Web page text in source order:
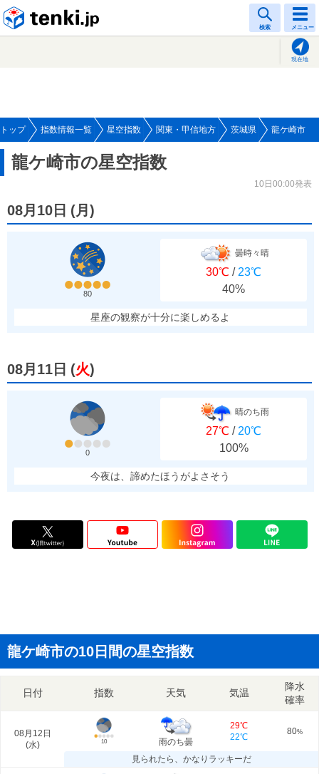
検索 メニュー
現在地
トップ 指数情報一覧 星空指数 関東・甲信地方 茨城県 龍ケ崎市
龍ケ崎市の星空指数
10日00:00発表
08月10日 (月 )
80
曇時々晴
30℃ / 23℃
40%
星座の観察が十分に楽しめるよ
08月11日 (火)
0
晴のち雨
27℃ / 20℃
100%
今夜は、諦めたほうがよさそう
龍ケ崎市の10日間の星空指数
日付 指数 天気 気温
降水
確率
08月12日
(水) 10 雨のち曇
29℃
22℃
80%
見られたら、かなりラッキーだ